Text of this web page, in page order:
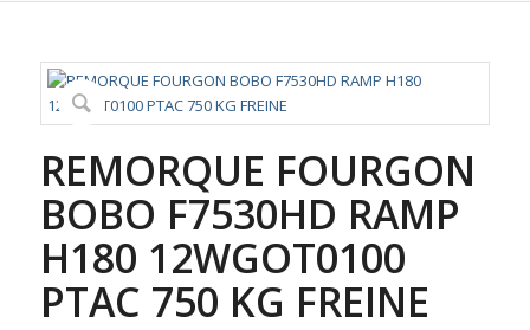
REMORQUE FOURGON
BOBO F7530HD RAMP
H180 12WGOT0100
PTAC 750 KG FREINE